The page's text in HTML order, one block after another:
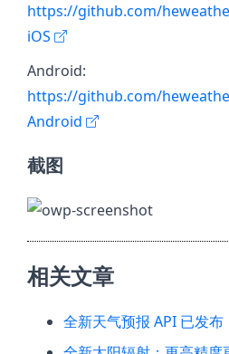
https://github.com/
iOS
Android:
https://github.com/
Android
截图
相关文章
全新天气预报 API 已发布